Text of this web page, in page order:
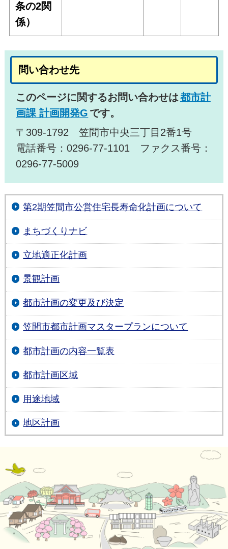
条の2関
係）
問い合わせ先
このページに関するお問い合わせは都市計
画課 計画開発G です。
〒309-1792 笠間市中央三丁目2番1号
電話番号：0296-77-1101 ファクス番号：
0296-77-5009
第2期笠間市公営住宅長寿命化計画について
まちづくりナビ
立地適正化計画
景観計画
都市計画の変更及び決定
笠間市都市計画マスタープランについて
都市計画の内容一覧表
都市計画区域
用途地域
地区計画